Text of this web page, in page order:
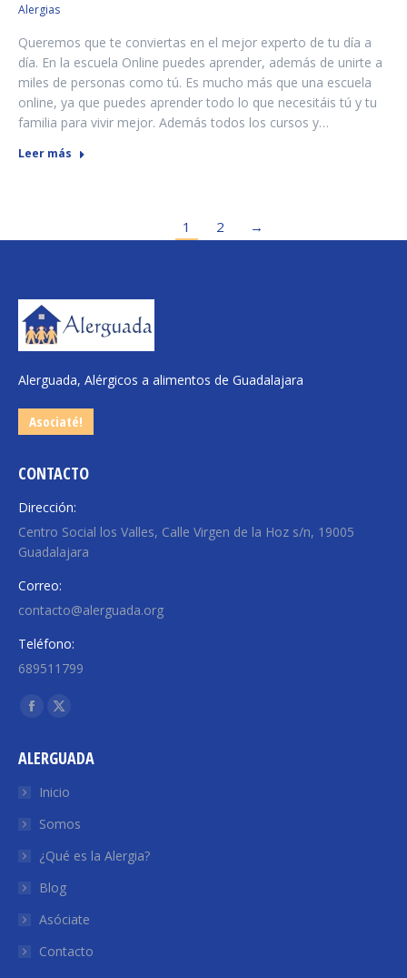
Alergias
Queremos que te conviertas en el mejor experto de tu día a
día. En la escuela Online puedes aprender, además de unirte a
miles de personas como tú. Es mucho más que una escuela
online, ya que puedes aprender todo lo que necesitáis tú y tu
familia para vivir mejor. Además todos los cursos y…
Leer más
1 2 →
Alerguada, Alérgicos a alimentos de Guadalajara
Asociaté!
CONTACTO
Dirección:
Centro Social los Valles, Calle Virgen de la Hoz s/n, 19005
Guadalajara
Correo:
contacto@alerguada.org
Teléfono:
689511799
Encuéntranos en:
Facebook
opens
in
X
opens
in
ALERGUADA
Inicio
Somos
¿Qué es la Alergia?
Blog
Asóciate
Contacto